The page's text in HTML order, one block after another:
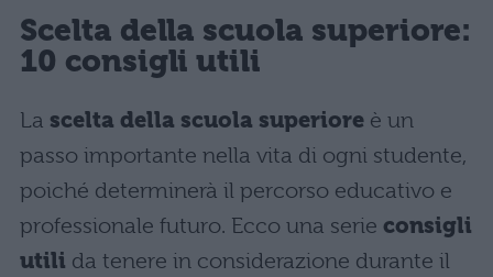
Scelta della scuola superiore:
10 consigli utili
La scelta della scuola superiore è un
passo importante nella vita di ogni studente,
poiché determinerà il percorso educativo e
professionale futuro. Ecco una serie consigli
utili da tenere in considerazione durante il